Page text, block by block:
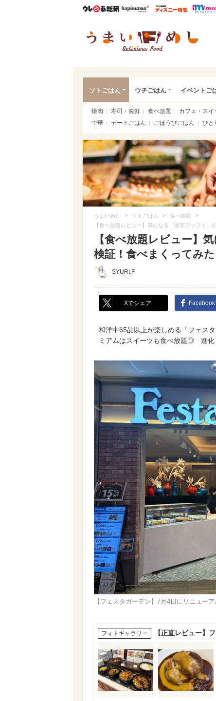
ウレぴあ総研ハピママ* ウレぴ
ソトごはん ウチごはん イベントご
焼肉 寿司・海鮮 食べ放題 カフェ・スイ
中華
デートごはん ごほうびごはん ひと
うまいめし > ソトごはん > 食べ放題 >
【食べ放題レビュー】気になる「激安ブッフェ
【食べ放題レビュー】
検証！食べまくってみ
SYURI.F
Xでシェア
和洋中65品以上が楽しめる「フェス
ミアムはスイーツも食べ放題◎ 進化
【フェスタガーデン】7月4日にリニュー
フォトギャラリー 【正直レビュー】